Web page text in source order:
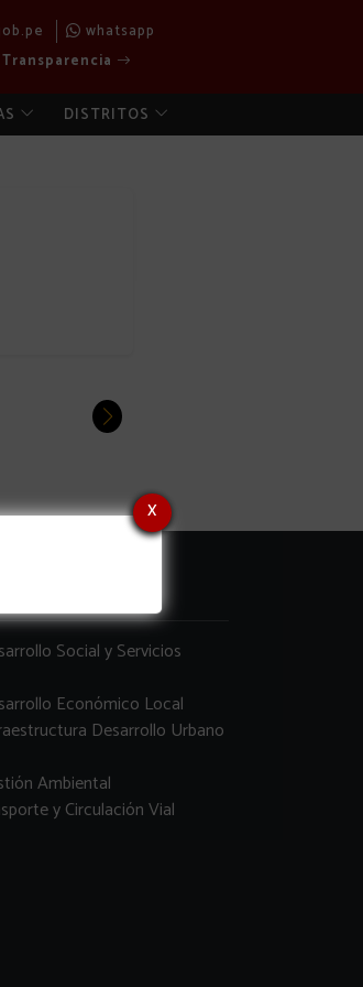
whatsapp
Transparencia
DISTRITOS
x
Social y Servicios
Económico Local
Desarrollo Urbano
Ambiental
y Circulación Vial